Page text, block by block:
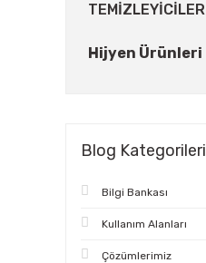
TEMIZLEYICILER
Hijyen Ürünleri
Blog Kategorileri
Bilgi Bankası
Kullanım Alanları
Çözümlerimiz